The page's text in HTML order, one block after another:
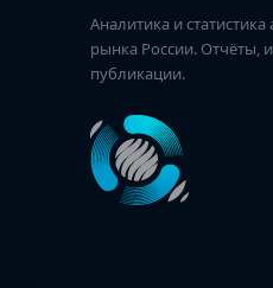
Аналитика и
рынка России. Отчёты,
публикации.